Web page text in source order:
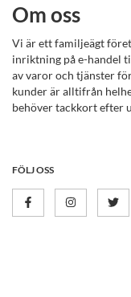
Om oss
Vi är ett familjeägt
inriktning på e-handel
av varor och tjänster
kunder är alltifrån
behöver tackkort efter
FÖLJ OSS